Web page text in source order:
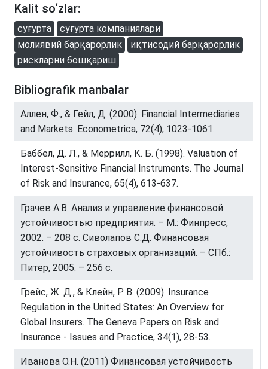
Kalit so‘zlar:
суғурта
суғурта компаниялари
молиявий барқарорлик
иқтисодий барқарорлик
рискларни бошқариш
Bibliografik manbalar
Аллен, Ф., & Гейл, Д. (2000). Financial Intermediaries
and Markets. Econometrica, 72(4), 1023-1061.
Баббел, Д. Л., & Меррилл, К. Б. (1998). Valuation of
Interest-Sensitive Financial Instruments. The Journal
of Risk and Insurance, 65(4), 613-637.
Грачев А.В. Анализ и управление финансовой
устойчивостью предприятия. – М.: Финпресс,
2002. – 208 с. Сиволапов С.Д. Финансовая
устойчивость страховых организаций. – СПб.:
Питер, 2005. – 256 с.
Грейс, Ж. Д., & Клейн, Р. В. (2009). Insurance
Regulation in the United States: An Overview for
Global Insurers. The Geneva Papers on Risk and
Insurance - Issues and Practice, 34(1), 28-53.
Иванова О.Н. (2011) Финансовая устойчивость